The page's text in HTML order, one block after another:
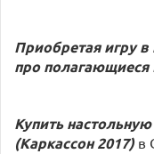
Приобретая игру
про
Купить
(Каркассон 2017) в